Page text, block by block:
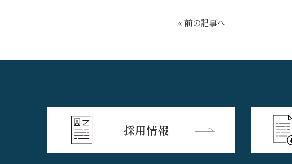
« 前の記事へ
採用情報